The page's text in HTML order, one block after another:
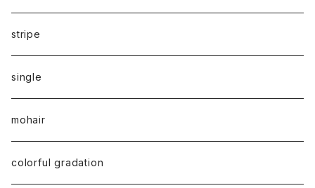
stripe
single
mohair
colorful gradation